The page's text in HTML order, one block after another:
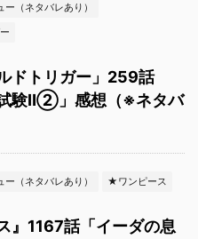
（ネタバレあり）
ドトリガー」259話
試験Ⅱ②」感想（※ネタバ
（ネタバレあり） ★ワンピース
』1167話「イーダの息